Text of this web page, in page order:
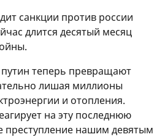
санкции против россии
длится десятый месяц
теперь превращают
лишая миллионы
и отопления.
на эту последнюю
преступление нашим девятым